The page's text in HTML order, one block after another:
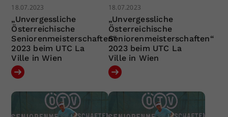
18.07.2023
„Unvergessliche
Österreichische
Seniorenmeisterschaften“
2023 beim UTC La
Ville in Wien
18.07.2023
„Unvergessliche
Österreichische
Seniorenmeisterschaften“
2023 beim UTC La
Ville in Wien